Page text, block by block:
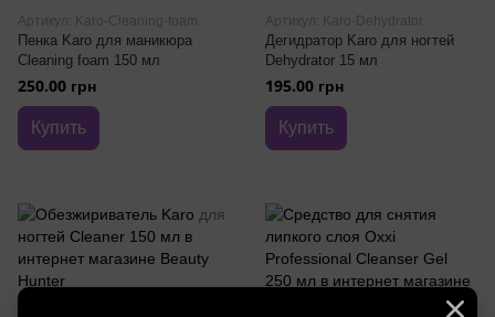
Артикул: Karo-Cleaning-foam
Пенка Karo для маникюра
Cleaning foam 150 мл
250.00 грн
Купить
Артикул: Karo-Dehydrator
Дегидратор Karo для ногтей
Dehydrator 15 мл
195.00 грн
Купить